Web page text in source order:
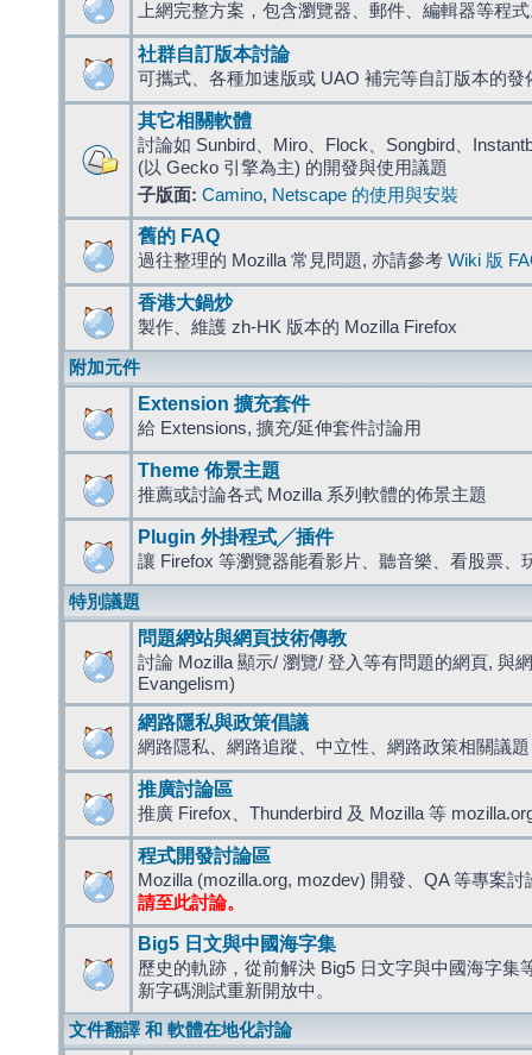
上網完整方案，包含瀏覽器、郵件、編輯器等程
社群自訂版本討論
可攜式、各種加速版或 UAO 補完等自訂版本的發
其它相關軟體
討論如 Sunbird、Miro、Flock、Songbird、
(以 Gecko 引擎為主) 的開發與使用議題
子版面: Camino, Netscape 的使用與安裝
舊的 FAQ
過往整理的 Mozilla 常見問題, 亦請參考 Wiki 版
香港大鍋炒
製作、維護 zh-HK 版本的 Mozilla Firefox
附加元件
Extension 擴充套件
給 Extensions, 擴充/延伸套件討論用
Theme 佈景主題
推薦或討論各式 Mozilla 系列軟體的佈景主題
Plugin 外掛程式╱插件
讓 Firefox 等瀏覽器能看影片、聽音樂、看股票、
特別議題
問題網站與網頁技術傳教
討論 Mozilla 顯示/ 瀏覽/ 登入等有問題的網頁, 與
Evangelism)
網路隱私與政策倡議
網路隱私、網路追蹤、中立性、網路政策相關議題
推廣討論區
推廣 Firefox、Thunderbird 及 Mozilla 等
程式開發討論區
Mozilla (mozilla.org, mozdev) 開發、QA 等專案討
請至此討論。
Big5 日文與中國海字集
歷史的軌跡，從前解決 Big5 日文字與中國海字集
新字碼測試重新開放中。
文件翻譯 和 軟體在地化討論